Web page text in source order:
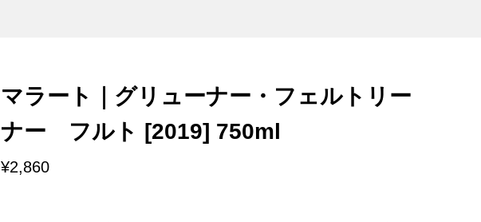
マラート｜グリューナー・フェルトリー
ナー フルト [2019] 750ml
¥2,860